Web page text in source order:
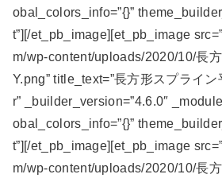
obal_colors_info=”{}”
t”][/et_pb_image][et_pb_image
m/wp-content/uploads/2020/10/長
Y.png” title_text=”長方形スプライ
r” _builder_version=”4.6.0″
obal_colors_info=”{}”
t”][/et_pb_image][et_pb_image
m/wp-content/uploads/2020/10/長